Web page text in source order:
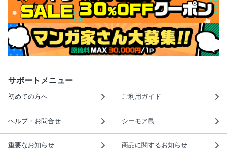
サポートメニュー
初めての方へ ご利用ガイド
ヘルプ・お問合せ シーモア島
重要なお知らせ 商品に関するお知らせ